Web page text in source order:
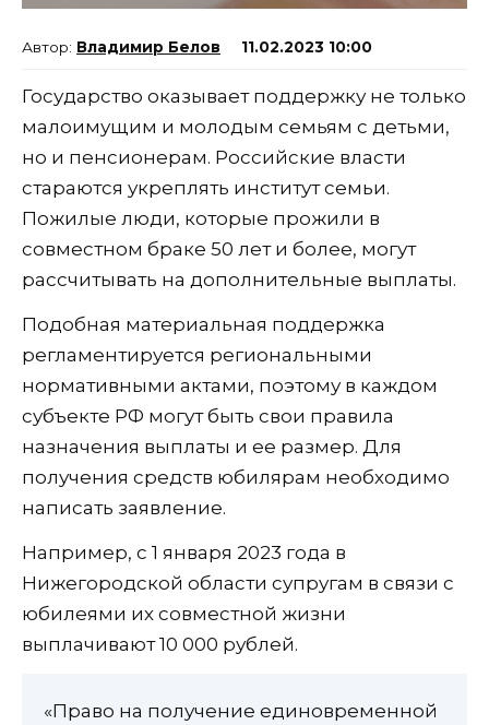
Владимир Белов 11.02.2023 10:00
Государство оказывает поддержку не только
малоимущим и молодым семьям с детьми,
но и пенсионерам. Российские власти
стараются укреплять институт семьи.
Пожилые люди, которые прожили в
совместном браке 50 лет и более, могут
рассчитывать на дополнительные выплаты.
Подобная материальная поддержка
регламентируется региональными
нормативными актами, поэтому в каждом
субъекте РФ могут быть свои правила
назначения выплаты и ее размер. Для
получения средств юбилярам необходимо
написать заявление.
Например, с 1 января 2023 года в
Нижегородской области супругам в связи с
юбилеями их совместной жизни
выплачивают 10 000 рублей.
«Право на получение единовременной